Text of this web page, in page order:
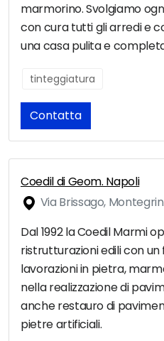
marmorino. Svolgiamo
con cura tutti gli arredi e
una casa pulita e
tinteggiatura
Contatta
Coedil di Geom. Napoli
Via Brissago,
Dal 1992 la Coedil Marmi
ristrutturazioni edili con
lavorazioni in pietra,
nella realizzazione di
anche restauro di
pietre artificiali.